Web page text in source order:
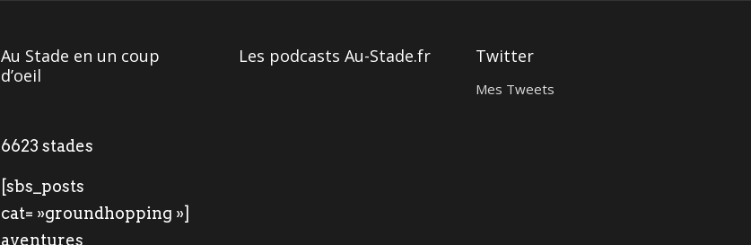
Au Stade en un coup
d’oeil
6623 stades
[sbs_posts
cat= »groundhopping »]
aventures
Les podcasts Au-Stade.fr Twitter
Mes Tweets